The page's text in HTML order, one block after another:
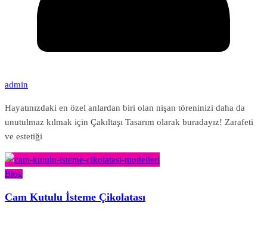
admin
Hayatınızdaki en özel anlardan biri olan nişan töreninizi daha da
unutulmaz kılmak için Çakıltaşı Tasarım olarak buradayız! Zarafeti
ve estetiği
Blog
Cam Kutulu İsteme Çikolatası